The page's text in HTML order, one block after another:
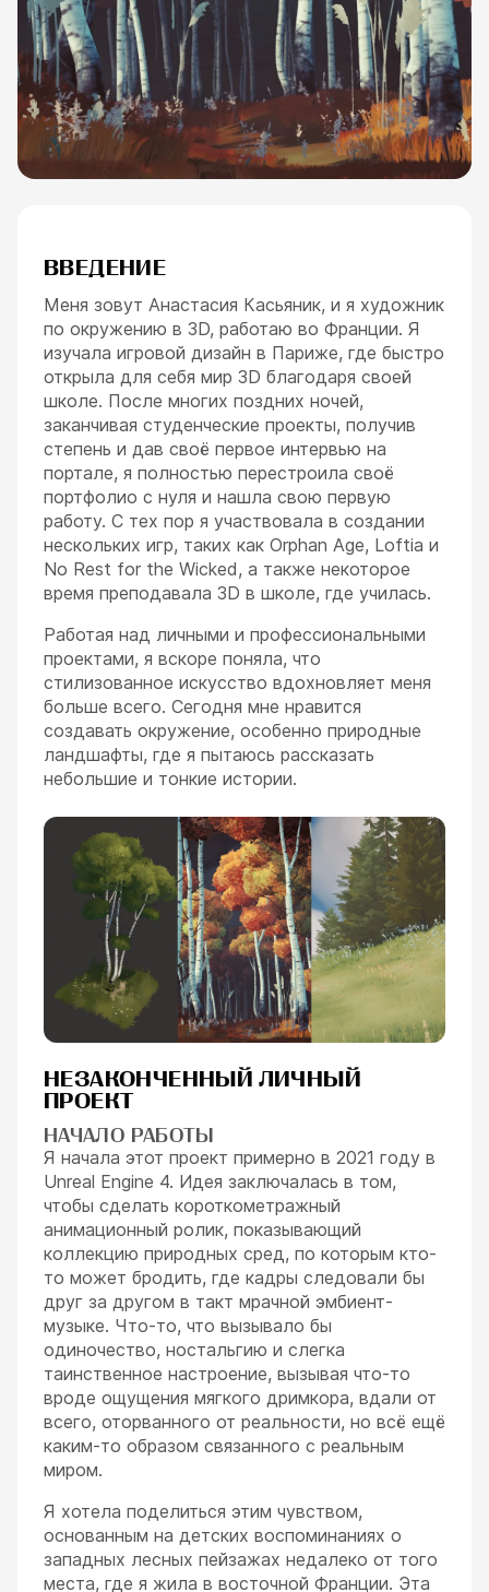
ВВЕДЕНИЕ
Меня зовут Анастасия Касьяник, и я художник
по окружению в 3D, работаю во Франции. Я
изучала игровой дизайн в Париже, где быстро
открыла для себя мир 3D благодаря своей
школе. После многих поздних ночей,
заканчивая студенческие проекты, получив
степень и дав своё первое интервью на
портале, я полностью перестроила своё
портфолио с нуля и нашла свою первую
работу. С тех пор я участвовала в создании
нескольких игр, таких как Orphan Age, Loftia и
No Rest for the Wicked, а также некоторое
время преподавала 3D в школе, где училась.
Работая над личными и профессиональными
проектами, я вскоре поняла, что
стилизованное искусство вдохновляет меня
больше всего. Сегодня мне нравится
создавать окружение, особенно природные
ландшафты, где я пытаюсь рассказать
небольшие и тонкие истории.
НЕЗАКОНЧЕННЫЙ ЛИЧНЫЙ
ПРОЕКТ
НАЧАЛО РАБОТЫ
Я начала этот проект примерно в 2021 году в
Unreal Engine 4. Идея заключалась в том,
чтобы сделать короткометражный
анимационный ролик, показывающий
коллекцию природных сред, по которым кто-
то может бродить, где кадры следовали бы
друг за другом в такт мрачной эмбиент-
музыке. Что-то, что вызывало бы
одиночество, ностальгию и слегка
таинственное настроение, вызывая что-то
вроде ощущения мягкого дримкора, вдали от
всего, оторванного от реальности, но всё ещё
каким-то образом связанного с реальным
миром.
Я хотела поделиться этим чувством,
основанным на детских воспоминаниях о
западных лесных пейзажах недалеко от того
места, где я жила в восточной Франции. Эта